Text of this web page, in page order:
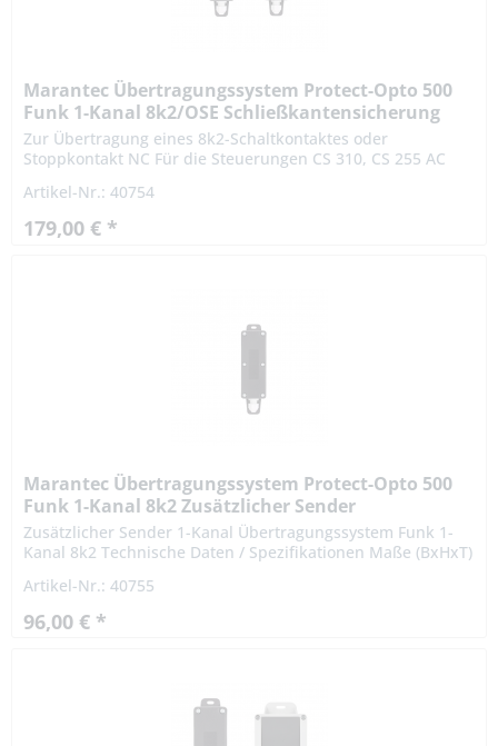
Marantec Übertragungssystem Protect-Opto 500
Funk 1-Kanal 8k2/OSE Schließkantensicherung
Zur Übertragung eines 8k2-Schaltkontaktes oder
Stoppkontakt NC Für die Steuerungen CS 310, CS 255 AC
189x51x36 mm...
Artikel-Nr.: 40754
179,00 € *
Marantec Übertragungssystem Protect-Opto 500
Funk 1-Kanal 8k2 Zusätzlicher Sender
Zusätzlicher Sender 1-Kanal Übertragungssystem Funk 1-
Kanal 8k2 Technische Daten / Spezifikationen Maße (BxHxT)
Artikel-Nr.: 40755
96,00 € *